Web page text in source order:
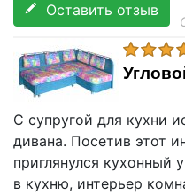
Оставить отзыв
С супругой для кухни
дивана. Посетив этот
приглянулся кухонный
в кухню, интерьер